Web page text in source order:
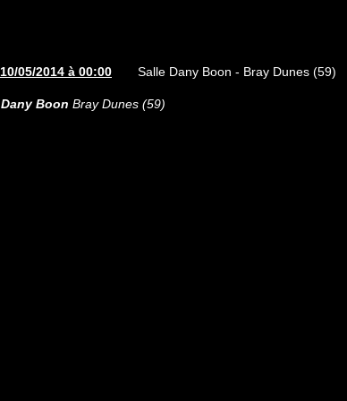
05/2014 à 00:00 Salle Dany Boon - Bray Dunes (59)
Boon Bray Dunes (59)